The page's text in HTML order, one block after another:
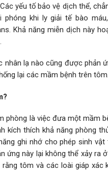
yếu tố bảo vệ dịch thể,
phóng khi ly giải tế bào
Khả năng miễn dịch này
lạ nào cũng được phản
lại các mầm bệnh trên tôm.
phòng là việc đưa một mầm
kích thích khả năng phòng
ghi nhớ cho phép sinh
ứng này lại không thể xảy
tôm và các loài giáp